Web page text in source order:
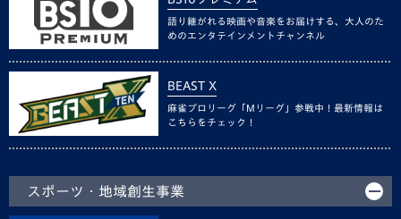
語り継がれる映画や音楽をお届けする、大人のた
めのエンタテインメントチャンネル
BEAST X
麻雀プロリーグ「Mリーグ」参戦中！最新情報は
こちらをチェック！
スポーツ・地域創生事業